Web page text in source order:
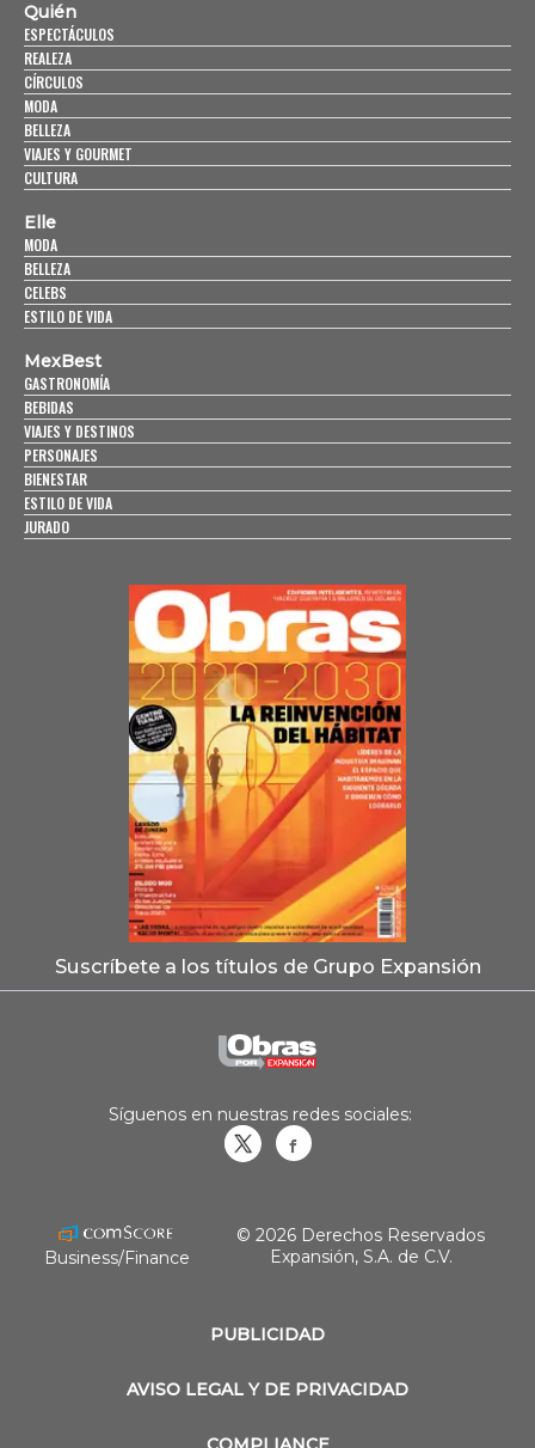
Quién
ESPECTÁCULOS
REALEZA
CÍRCULOS
MODA
BELLEZA
VIAJES Y GOURMET
CULTURA
Elle
MODA
BELLEZA
CELEBS
ESTILO DE VIDA
MexBest
GASTRONOMÍA
BEBIDAS
VIAJES Y DESTINOS
PERSONAJES
BIENESTAR
ESTILO DE VIDA
JURADO
Suscríbete a los títulos de Grupo Expansión
PUBLICIDAD
AVISO LEGAL Y DE PRIVACIDAD
Síguenos en nuestras redes sociales:
Business/Finance
© 2026 Derechos Reservados
Expansión, S.A. de C.V.